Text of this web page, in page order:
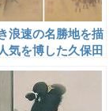
浪速の名勝地を描
気を博した久保田